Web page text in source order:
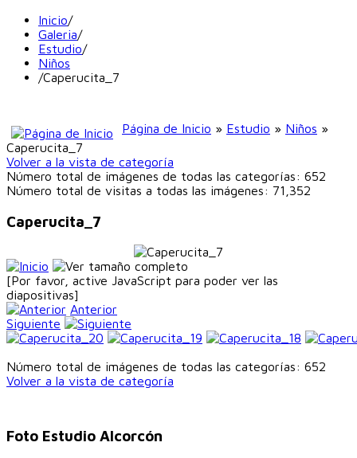
Inicio/
Galeria/
Estudio/
Niños
/Caperucita_7
Página de Inicio » Estudio » Niños »
Caperucita_7
Volver a la vista de categoría
Número total de imágenes de todas las categorías: 652
Número total de visitas a todas las imágenes: 71,352
Caperucita_7
[Por favor, active JavaScript para poder ver las
diapositivas]
Anterior
Siguiente
Número total de imágenes de todas las categorías: 652
Volver a la vista de categoría
Foto Estudio Alcorcón